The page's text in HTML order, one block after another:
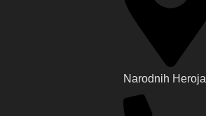
Narodnih